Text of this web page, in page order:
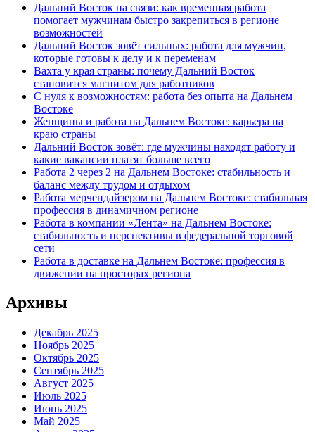
Дальний Восток на связи: как временная работа
помогает мужчинам быстро закрепиться в регионе
возможностей
Дальний Восток зовёт сильных: работа для мужчин,
которые готовы к делу и к переменам
Вахта у края страны: почему Дальний Восток
становится магнитом для работников
С нуля к возможностям: работа без опыта на Дальнем
Востоке
Женщины и работа на Дальнем Востоке: карьера на
краю страны
Дальний Восток зовёт: где мужчины находят работу и
какие вакансии платят больше всего
Работа 2 через 2 на Дальнем Востоке: стабильность и
баланс между трудом и отдыхом
Работа мерчендайзером на Дальнем Востоке: стабильная
профессия в динамичном регионе
Работа в компании «Лента» на Дальнем Востоке:
стабильность и перспективы в федеральной торговой
сети
Работа в доставке на Дальнем Востоке: профессия в
движении на просторах региона
Архивы
Декабрь 2025
Ноябрь 2025
Октябрь 2025
Сентябрь 2025
Август 2025
Июль 2025
Июнь 2025
Май 2025